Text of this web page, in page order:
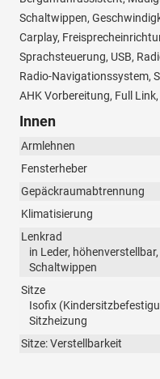
Schaltwippen,
Carplay,
Sprachsteuerung, USB,
Radio-Navigationssystem,
AHK Vorbereitung, Full Link,
Innen
Armlehnen
Fensterheber
Gepäckraumabtrennung
Klimatisierung
Lenkrad
in Leder,
Schaltwippen
Sitze
Isofix
Sitzheizung
Sitze: Verstellbarkeit